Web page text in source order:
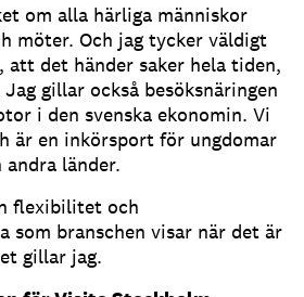
om alla härliga människor
möter. Och jag tycker väldigt
det händer saker hela tiden,
gillar också besöksnäringen
i den svenska ekonomin. Vi
är en inkörsport för ungdomar
länder.
flexibilitet och
som branschen visar när det är
gillar jag.